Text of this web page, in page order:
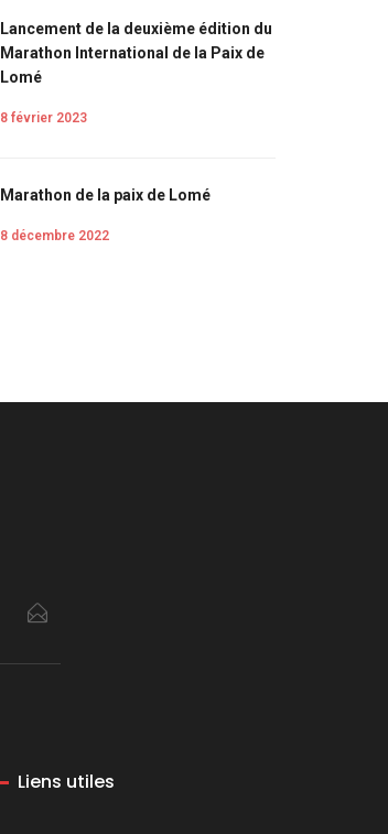
Lancement de la deuxième édition du
Marathon International de la Paix de
Lomé
8 février 2023
Marathon de la paix de Lomé
8 décembre 2022
Liens utiles